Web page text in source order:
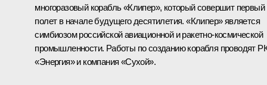
многоразовый корабль «Клипер», который совершит первый
полет в начале будущего десятилетия. «Клипер» является
симбиозом российской авиационной и ракетно-космической
промышленности. Работы по созданию корабля проводят
«Энергия» и компания «Сухой».